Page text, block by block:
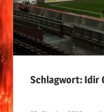
Schlagwort: Idir